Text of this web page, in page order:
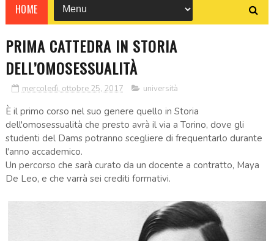
HOME
PRIMA CATTEDRA IN STORIA
DELL’OMOSESSUALITÀ
mercoledì, ottobre 25, 2017 università
È il primo corso nel suo genere quello in Storia
dell'omosessualità che presto avrà il via a Torino, dove gli
studenti del Dams potranno scegliere di frequentarlo durante
l'anno accademico.
Un percorso che sarà curato da un docente a contratto, Maya
De Leo, e che varrà sei crediti formativi.